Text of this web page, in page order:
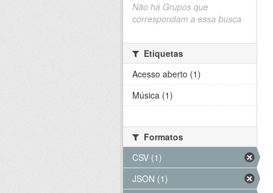
Não há Grupos que
correspondam a essa busca
Etiquetas
Acesso aberto (1)
Música (1)
Formatos
CSV (1)
JSON (1)